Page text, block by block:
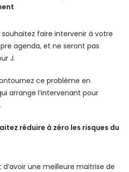
souhaitez faire intervenir à votre
agenda, et ne seront pas
J.
ce problème en
arrange l’intervenant pour
réduire à zéro les risques du
une meilleure maitrise de